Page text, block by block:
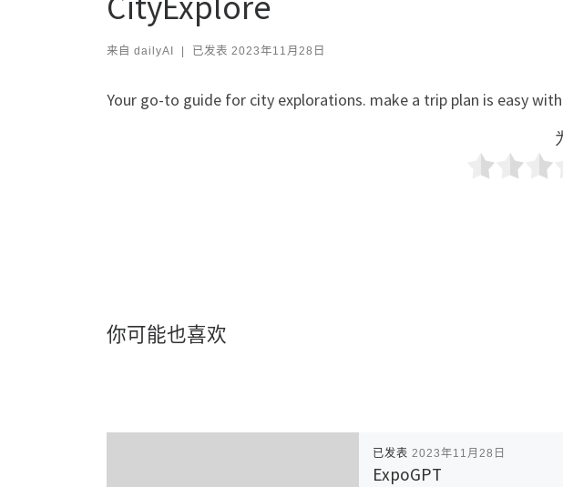
来自 dailyAI 已发表 2023年11月28日
Your go-to guide for city explorations. make a trip plan is easy
你可能也喜欢
已发表 2023年11月28日
ExpoGPT